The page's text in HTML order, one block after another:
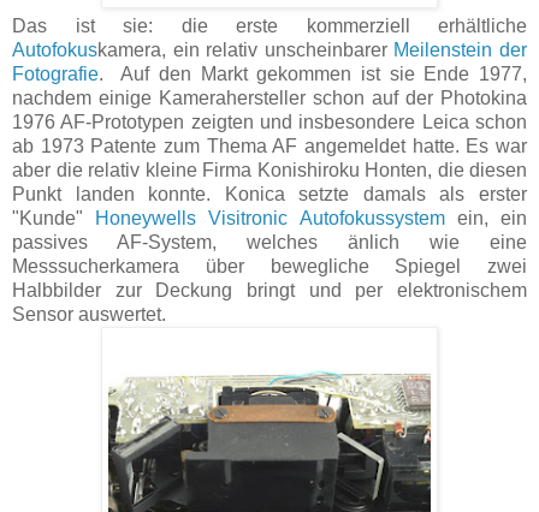
Das ist sie: die erste kommerziell erhältliche
Autofokuskamera, ein relativ unscheinbarer Meilenstein der
Fotografie. Auf den Markt gekommen ist sie Ende 1977,
nachdem einige Kamerahersteller schon auf der Photokina
1976 AF-Prototypen zeigten und insbesondere Leica schon
ab 1973 Patente zum Thema AF angemeldet hatte. Es war
aber die relativ kleine Firma Konishiroku Honten, die diesen
Punkt landen konnte. Konica setzte damals als erster
"Kunde"
Honeywells Visitronic Autofokussystemein, ein
passives AF-System, welches änlich wie eine
Messsucherkamera über bewegliche Spiegel zwei
Halbbilder zur Deckung bringt und per elektronischem
Sensor auswertet.